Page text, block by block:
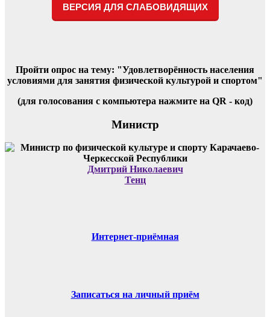
ВЕРСИЯ ДЛЯ СЛАБОВИДЯЩИХ
Пройти опрос на тему: "Удовлетворённость населения
условиями для занятия физической культурой и спортом"
(для голосования с компьютера нажмите на QR - код)
Министр
Дмитрий Николаевич
Тенц
Интернет-приёмная
Записаться на личный приём